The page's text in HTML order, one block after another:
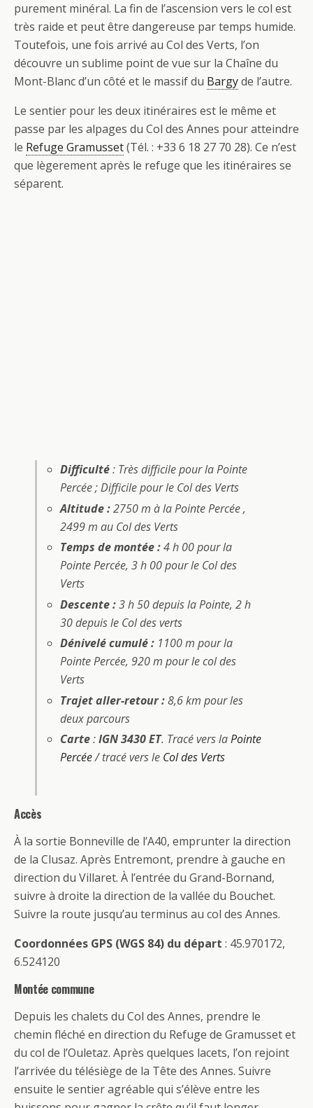
purement minéral. La fin de l’ascension vers le col est
très raide et peut être dangereuse par temps humide.
Toutefois, une fois arrivé au Col des Verts, l’on
découvre un sublime point de vue sur la Chaîne du
Mont-Blanc d’un côté et le massif du Bargyde l’autre.
Le sentier pour les deux itinéraires est le même et
passe par les alpages du Col des Annes pour atteindre
le Refuge Gramusset(Tél. : +33 6 18 27 70 28). Ce n’est
que lègerement après le refuge que les itinéraires se
séparent.
Difficulté: Très difficile pour la Pointe
Percée; Difficile pour le Col des Verts
Altitude :2750 m à la Pointe Percée ,
2499 m au Col des Verts
Temps de montée :4 h 00 pour la
Pointe Percée, 3 h 00 pour le Col des
Verts
Descente :3 h 50 depuis la Pointe, 2 h
30 depuis le Col des verts
Dénivelé cumulé : 1100 m pour la
Pointe Percée, 920 m pour le col des
Verts
Trajet aller-retour :8,6 km pour les
deux parcours
Carte:IGN 3430 ET. Tracé vers laPointe
Percée/ tracé vers le Col des Verts
Accès
À la sortie Bonneville de l’A40, emprunter la direction
de la Clusaz. Après Entremont, prendre à gauche en
direction du Villaret. À l’entrée du Grand-Bornand,
suivre à droite la direction de la vallée du Bouchet.
Suivre la route jusqu’au terminus au col des Annes.
Coordonnées GPS (WGS 84) du départ : 45.970172,
6.524120
Montée commune
Depuis les chalets du Col des Annes, prendre le
chemin fléché en direction du Refuge de Gramusset et
du col de l’Ouletaz. Après quelques lacets, l’on rejoint
l’arrivée du télésiège de la Tête des Annes. Suivre
ensuite le sentier agréable qui s’élève entre les